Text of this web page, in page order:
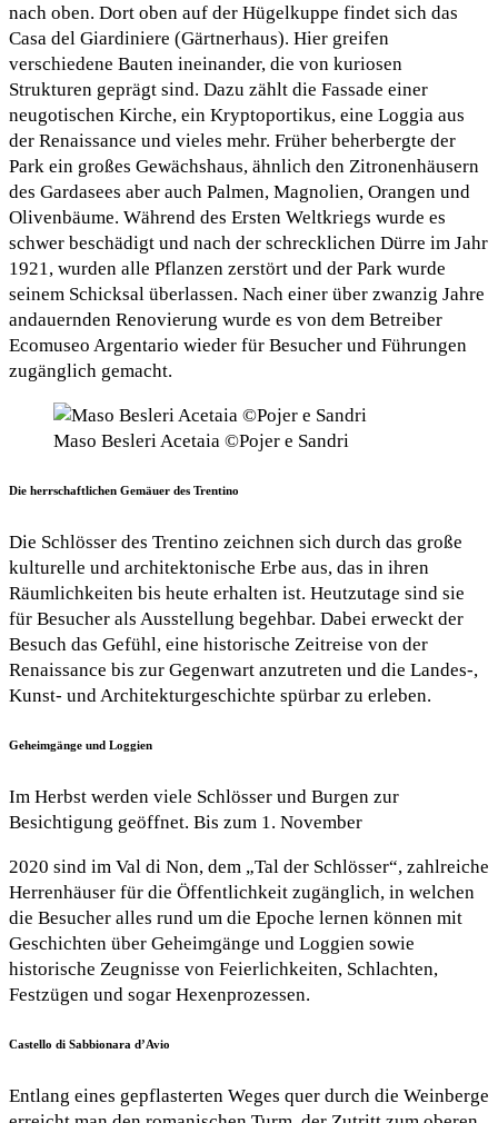
nach oben. Dort oben auf der Hügelkuppe findet sich das
Casa del Giardiniere (Gärtnerhaus). Hier greifen
verschiedene Bauten ineinander, die von kuriosen
Strukturen geprägt sind. Dazu zählt die Fassade einer
neugotischen Kirche, ein Kryptoportikus, eine Loggia aus
der Renaissance und vieles mehr. Früher beherbergte der
Park ein großes Gewächshaus, ähnlich den Zitronenhäusern
des Gardasees aber auch Palmen, Magnolien, Orangen und
Olivenbäume. Während des Ersten Weltkriegs wurde es
schwer beschädigt und nach der schrecklichen Dürre im Jahr
1921, wurden alle Pflanzen zerstört und der Park wurde
seinem Schicksal überlassen. Nach einer über zwanzig Jahre
andauernden Renovierung wurde es von dem Betreiber
Ecomuseo Argentario wieder für Besucher und Führungen
zugänglich gemacht.
Maso Besleri Acetaia ©Pojer e Sandri
Die herrschaftlichen Gemäuer des Trentino
Die Schlösser des Trentino zeichnen sich durch das große
kulturelle und architektonische Erbe aus, das in ihren
Räumlichkeiten bis heute erhalten ist. Heutzutage sind sie
für Besucher als Ausstellung begehbar. Dabei erweckt der
Besuch das Gefühl, eine historische Zeitreise von der
Renaissance bis zur Gegenwart anzutreten und die Landes-,
Kunst- und Architekturgeschichte spürbar zu erleben.
Geheimgänge und Loggien
Im Herbst werden viele Schlösser und Burgen zur
Besichtigung geöffnet. Bis zum 1. November
2020 sind im Val di Non, dem „Tal der Schlösser“, zahlreiche
Herrenhäuser für die Öffentlichkeit zugänglich, in welchen
die Besucher alles rund um die Epoche lernen können mit
Geschichten über Geheimgänge und Loggien sowie
historische Zeugnisse von Feierlichkeiten, Schlachten,
Festzügen und sogar Hexenprozessen.
Castello di Sabbionara d’Avio
Entlang eines gepflasterten Weges quer durch die Weinberge